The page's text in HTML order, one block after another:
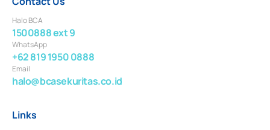
Halo BCA
1500888 ext 9
WhatsApp
+62 819 1950 0888
Email
halo@bcasekuritas.co.id
Links